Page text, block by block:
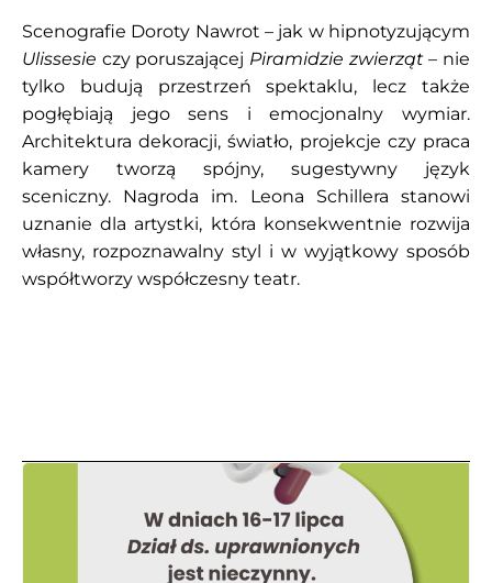
Scenografie Doroty Nawrot – jak w hipnotyzującym
Ulissesie czy poruszającej Piramidzie zwierząt– nie
tylko budują przestrzeń spektaklu, lecz także
pogłębiają jego sens i emocjonalny wymiar.
Architektura dekoracji, światło, projekcje czy praca
kamery tworzą spójny, sugestywny język
sceniczny. Nagroda im. Leona Schillera stanowi
uznanie dla artystki, która konsekwentnie rozwija
własny, rozpoznawalny styl i w wyjątkowy sposób
współtworzy współczesny teatr.